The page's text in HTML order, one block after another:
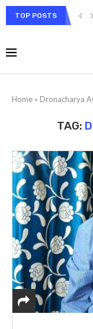
TOP POSTS
Home » Dronacharya
TAG: